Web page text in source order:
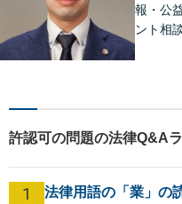
報・公
ント相
許認可の問題の法律Q&A
1
法律用語の「業」の